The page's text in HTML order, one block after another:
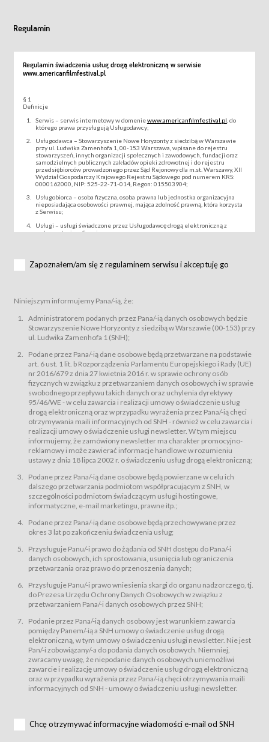
Regulamin
Regulamin świadczenia usług drogą elektroniczną w serwisie
www.americanfilmfestival.pl
§ 1
Definicje
Serwis – serwis internetowy w domeniewww.americanfilmfestival.pl , do
którego prawa przysługują Usługodawcy;
Usługodawca – Stowarzyszenie Nowe Horyzonty z siedzibą w Warszawie
przy ul. Ludwika Zamenhofa 1, 00-153 Warszawa, wpisane do rejestru
stowarzyszeń, innych organizacji społecznych i zawodowych, fundacji oraz
samodzielnych publicznych zakładów opieki zdrowotnej i do rejestru
przedsiębiorców prowadzonego przez Sąd Rejonowy dla m.st. Warszawy, XII
Wydział Gospodarczy Krajowego Rejestru Sądowego pod numerem KRS:
0000162000, NIP: 525-22-71-014, Regon: 015503904;
Usługobiorca – osoba fizyczna, osoba prawna lub jednostka organizacyjna
nieposiadająca osobowości prawnej, mająca zdolność prawną, która korzysta
z Serwisu;
Usługi – usługi świadczone przez Usługodawcę drogą elektroniczną z
wykorzystaniem Serwisu;
za pośrednictwem Serwisu;
podmiotom z branży mediów i filmowej (Akredytacje);
Bilety – wybrane dokumenty potwierdzające zawarcie umowy z
Usługodawcą i uprawniające do wzięcia udziału w Wydarzeniu,
przewidziane przez Usługodawcę dla danego Wydarzenia, tj. uprawniające
do uczestnictwa w wielu albo w pojedynczych seansach filmowych,
Sklep – sklep internetowy prowadzony przez Usługodawcę w Serwisie;
Regulamin – niniejszy regulamin.
§ 2
Postanowienia ogólne
Regulamin określa zasady:
świadczenia Usługobiorcom Usług przez Usługodawcę, z
zastrzeżeniem usług, o których mowa w ust. 2 pkt. 4 i 5 poniżej, których
zasady świadczenia precyzują odrębne regulaminy,
przetwarzania przez Usługodawcę danych osobowych Usługobiorców
będących osobami fizycznymi.
świadczy Usługi drogą elektroniczną w rozumieniu ustawy z dnia 18 lipca
2002 r. o świadczeniu usług drogą elektroniczną (Dz.U. z 2002 r., Nr 144, poz.
1204, z późń. zm.). Usługi świadczone są nieodpłatnie.
usługę przeglądania i odczytywania przez Usługobiorców materiałów
zamieszczanych w Serwisie,
usługę utrzymywania konta użytkownika w Serwisie,
usługę newsletter,
usługę zawierania na odległość umów nabycia Karnetów i Biletów,
usługę zawierania na odległość umów sprzedaży w Sklepie.
dnia 18 lipca 2002 r. o świadczeniu usług drogą elektroniczną (Dz.U. z 2002
r., Nr 144, poz. 1204, z późń. zm.). Usługi świadczone są nieodpłatnie.
Na zasadach określonych w Regulaminie dostęp do Serwisu jest otwarty dla
Usługobiorca przed rozpoczęciem korzystania z Serwisu jest zobowiązany
zapoznać się z Regulaminem. Założenie konta w Serwisie oraz zamówienie
usługi newsletter za pośrednictwem przeznaczonego do tego formularza
zamieszczonego na stronach Serwisu dostępnych dla wszystkich
Usługobiorców wymaga akceptacji postanowień Regulaminu.
Usługobiorca zobowiązany jest do przestrzegania postanowień Regulaminu
od chwili rozpoczęcia korzystania z Serwisu.
Regulamin jest udostępniony Usługobiorcom nieodpłatnie za
Warunki techniczne korzystania z Usług
Zapoznałem/am się z regulaminem serwisu i akceptuję go
Niniejszym informujemy Pana/-ią, że:
Administratorem podanych przez Pana/-ią danych osobowych będzie
Stowarzyszenie Nowe Horyzonty z siedzibą w Warszawie (00-153) przy
ul. Ludwika Zamenhofa 1 (SNH);
Podane przez Pana/-ią dane osobowe będą przetwarzane na podstawie
art. 6 ust. 1 lit. b Rozporządzenia Parlamentu Europejskiego i Rady (UE)
nr 2016/679 z dnia 27 kwietnia 2016 r. w sprawie ochrony osób
fizycznych w związku z przetwarzaniem danych osobowych i w sprawie
swobodnego przepływu takich danych oraz uchylenia dyrektywy
95/46/WE - w celu zawarcia i realizacji umowy o świadczenie usług
drogą elektroniczną oraz w przypadku wyrażenia przez Pana/-ią chęci
otrzymywania maili informacyjnych od SNH - również w celu zawarcia i
realizacji umowy o świadczenie usługi newsletter. W tym miejscu
informujemy, że zamówiony newsletter ma charakter promocyjno-
reklamowy i może zawierać informacje handlowe w rozumieniu
ustawy z dnia 18 lipca 2002 r. o świadczeniu usług drogą elektroniczną;
Podane przez Pana/-ią dane osobowe będą powierzane w celu ich
dalszego przetwarzania podmiotom współpracującym z SNH, w
szczególności podmiotom świadczącym usługi hostingowe,
informatyczne, e-mail marketingu, prawne itp.;
Podane przez Pana/-ią dane osobowe będą przechowywane przez
okres 3 lat po zakończeniu świadczenia usług;
Przysługuje Panu/-i prawo do żądania od SNH dostępu do Pana/-i
danych osobowych, ich sprostowania, usunięcia lub ograniczenia
przetwarzania oraz prawo do przenoszenia danych;
Przysługuje Panu/-i prawo wniesienia skargi do organu nadzorczego, tj.
do Prezesa Urzędu Ochrony Danych Osobowych w związku z
przetwarzaniem Pana/-i danych osobowych przez SNH;
Podanie przez Pana/-ią danych osobowy jest warunkiem zawarcia
pomiędzy Panem/-ią a SNH umowy o świadczenie usług drogą
elektroniczną, w tym umowy o świadczeniu usługi newsletter. Nie jest
Pan/-i zobowiązany/-a do podania danych osobowych. Niemniej,
zwracamy uwagę, że niepodanie danych osobowych uniemożliwi
zawarcie i realizację umowy o świadczenie usług drogą elektroniczną
oraz w przypadku wyrażenia przez Pana/-ią chęci otrzymywania maili
informacyjnych od SNH - umowy o świadczeniu usługi newsletter.
Chcę otrzymywać informacyjne wiadomości e-mail od SNH